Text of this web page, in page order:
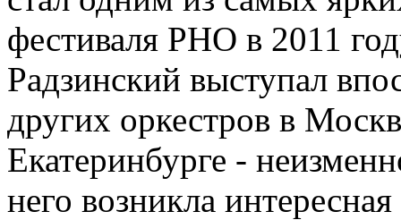
фестиваля РНО в 2011
Радзинский выступал
других оркестров в
Екатеринбурге -
него возникла